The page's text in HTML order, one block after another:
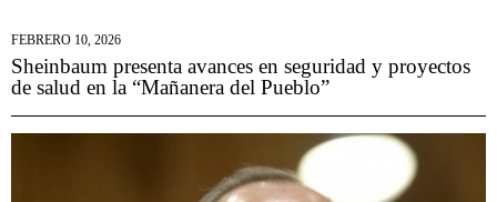
FEBRERO 10, 2026
Sheinbaum presenta avances en seguridad y proyectos
de salud en la “Mañanera del Pueblo”